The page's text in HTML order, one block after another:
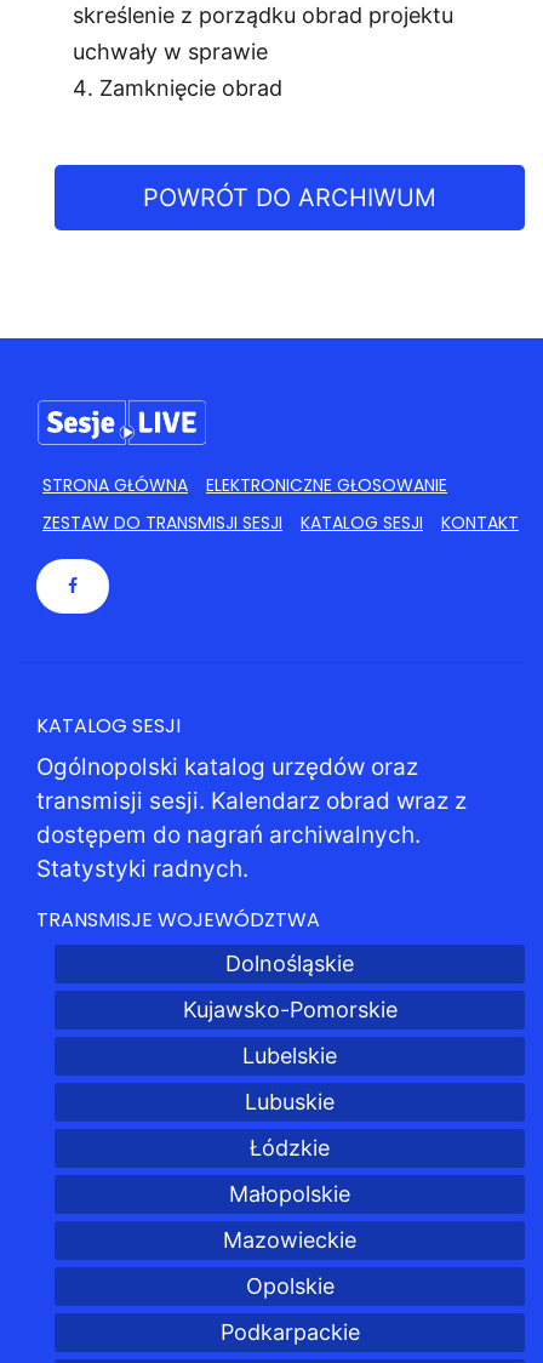
skreślenie z porządku obrad projektu
uchwały w sprawie
Zamknięcie obrad
POWRÓT DO ARCHIWUM
STRONA GŁÓWNA
ELEKTRONICZNE GŁOSOWANIE
ZESTAW DO TRANSMISJI SESJI
KATALOG SESJI KONTAKT
KATALOG SESJI
Ogólnopolski katalog urzędów oraz
transmisji sesji. Kalendarz obrad wraz z
dostępem do nagrań archiwalnych.
Statystyki radnych.
TRANSMISJE WOJEWÓDZTWA
Dolnośląskie
Kujawsko-Pomorskie
Lubelskie
Lubuskie
Łódzkie
Małopolskie
Mazowieckie
Opolskie
Podkarpackie